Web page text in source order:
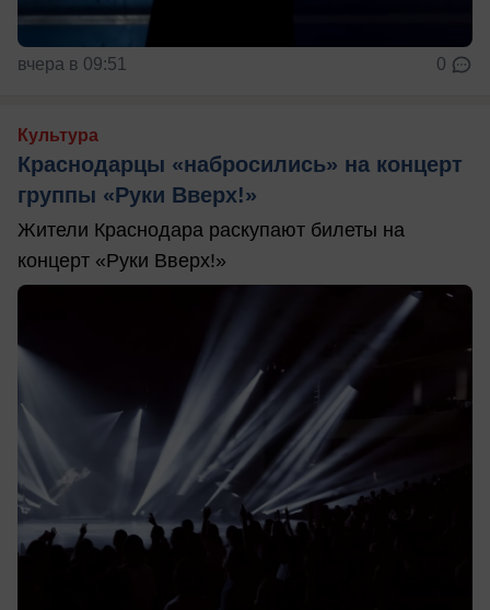
вчера в 09:51 0
Культура
Краснодарцы «набросились» на концерт
группы «Руки Вверх!»
Жители Краснодара раскупают билеты на
концерт «Руки Вверх!»